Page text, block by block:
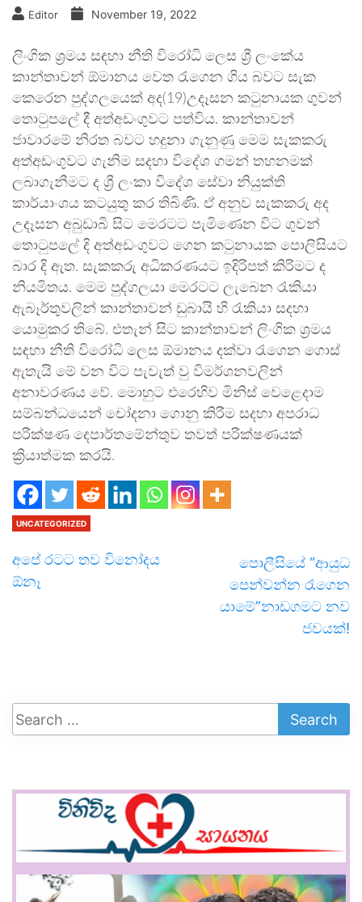
Editor November 19, 2022
ලිංගික ශ්‍රමය සඳහා නීති විරෝධි ලෙස ශ්‍රී ලංකේය
කාන්තාවන් ඕමානය වෙත රැගෙන ගිය බවට සැක
කෙරෙන පුද්ගලයෙක් අද(19)උදෑසන කටුනායක ගුවන්
තොටුපලේ දී අත්අඩංගුවට පත්විය. කාන්තාවන්
ජාවාරමේ නිරත බවට හදුනා ගැනුණු මෙම සැකකරු
අත්අඩංගුවට ගැනිම සදහා විදේශ ගමන් තහනමක්
ලබාගැනීමට ද ශ්‍රී ලංකා විදේශ සේවා නියුක්ති
කාර්යාංශය කටයුතු කර තිබිණි. ඒ අනුව සැකකරු අද
උදෑසන අබුඩාබි සිට මෙරටට පැමිණෙන විට ගුවන්
තොටුපලේ දි අත්අඩංගුවට ගෙන කටුනායක පොලිසියට
බාර දි ඇත. සැකකරු අධිකරණයට ඉදිරිපත් කිරිමට ද
නියමිතය. මෙම පුද්ගලයා මෙරටට ලැබෙන රැකියා
ඇබෑර්තුවලින් කාන්තාවන් ඩුබායි හි රැකියා සදහා
යොමුකර තිබේ. එතැන් සිට කාන්තාවන් ලිංගික ශ්‍රමය
සඳහා නීති විරෝධි ලෙස ඕමානය දක්වා රැගෙන ගොස්
ඇතැයි මේ වන විට පැවැත් වු විමර්ශනවලින්
අනාවරණය වේ. මොහුට එරෙහිව මිනිස් වෙළෙදාම
සම්බන්ධයෙන් චෝදනා ගොනු කිරීම සදහා අපරාධ
පරික්ෂණ දෙපාර්තමේන්තුව තවත් පරික්ෂණයක්
ක්‍රියාත්මක කරයි.
UNCATEGORIZED
අපේ රටට තව විනෝදය
ඕනෑ
පොලීසියේ “ආයුධ
පෙන්වන්න රැගෙන
යාමේ”නාඩගමට නව
ජවයක්!